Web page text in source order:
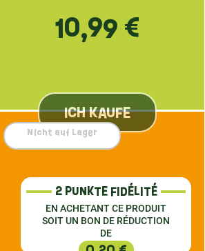
10,99 €
2 PUNKTE FIDÉLITÉ
EN ACHETANT CE PRODUIT
SOIT UN BON DE RÉDUCTION
DE
ICH KAUFE
Nicht auf Lager